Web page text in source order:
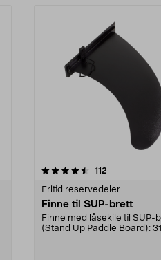
112
Fritid reservedeler
Finne til SUP-brett
Finne med låsekile til SUP-
(Stand Up Paddle Board):
5.0 av 5 stjerner